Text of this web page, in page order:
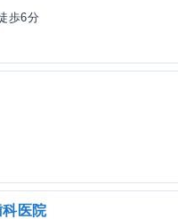
歩6分
医院